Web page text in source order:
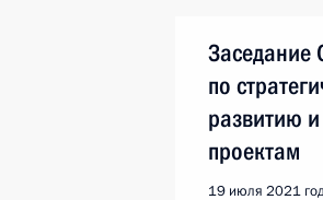
Заседание
по
развитию
проектам
19 июля 2021